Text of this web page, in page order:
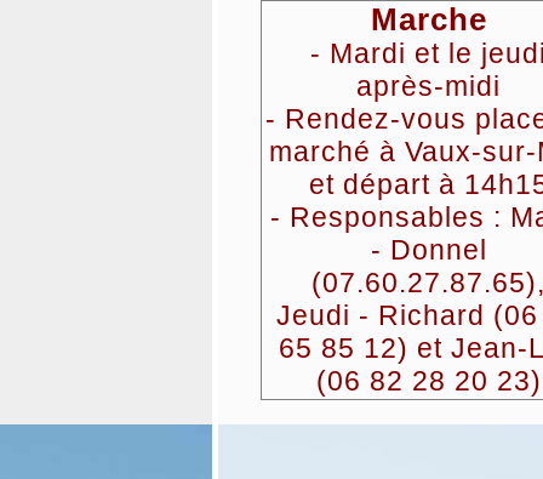
Marche
- Mardi et le
après-midi
- Rendez-vous
marché à Vaux-sur-
et départ à
- Responsables :
- Donnel
Jeudi - Richard
65 85 12) et Jean-
(06 82 28 20 23)